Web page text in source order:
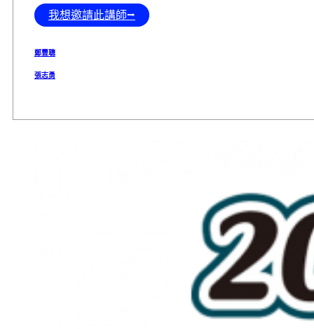
我想邀請此講師⭢
鄭豐聰
張志勇